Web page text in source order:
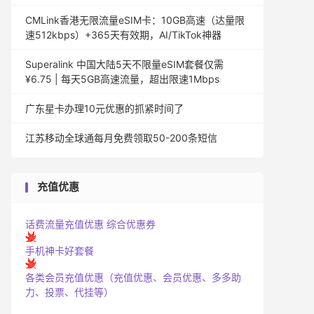
CMLink香港无限流量eSIM卡：10GB高速（达量限
速512kbps）+365天有效期，AI/TikTok神器
Superalink 中国大陆5天不限量eSIM套餐仅需
¥6.75 | 每天5GB高速流量，超出限速1Mbps
广东星卡办理10元优惠的抓紧时间了
江苏移动全球通每月免费领取50-200条短信
充值优惠
话费流量充值优惠 综合优惠券
手机神卡好套餐
各类会员充值优惠（充值优惠、会员优惠、多多助
力、投票、代挂等）